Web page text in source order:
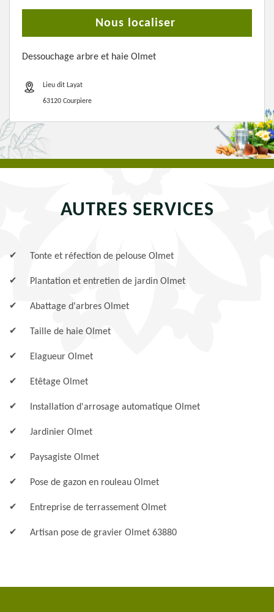
Nous localiser
Dessouchage arbre et haie Olmet
Lieu dit Layat
63120 Courpiere
AUTRES SERVICES
Tonte et réfection de pelouse Olmet
Plantation et entretien de jardin Olmet
Abattage d'arbres Olmet
Taille de haie Olmet
Elagueur Olmet
Etêtage Olmet
Installation d'arrosage automatique Olmet
Jardinier Olmet
Paysagiste Olmet
Pose de gazon en rouleau Olmet
Entreprise de terrassement Olmet
Artisan pose de gravier Olmet 63880